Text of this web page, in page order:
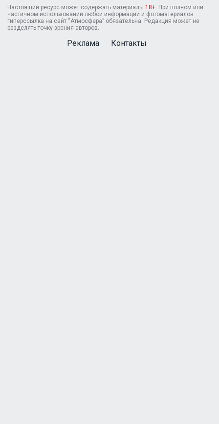
Настоящий ресурс может содержать материалы 18+. При полном или
частичном использовании любой информации и фотоматериалов
гиперссылка на сайт “Атмосфера” обязательна. Редакция может не
разделять точку зрения авторов.
Реклама Контакты